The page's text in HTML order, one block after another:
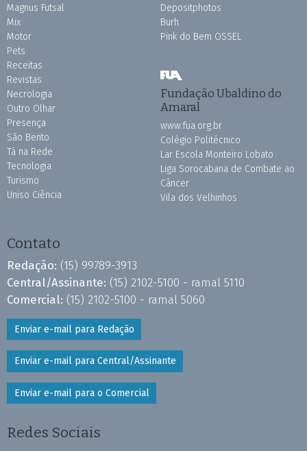
Magnus Futsal
Mix
Motor
Pets
Receitas
Revistas
Necrologia
Outro Olhar
Presença
São Bento
Tá na Rede
Tecnologia
Turismo
Uniso Ciência
Depositphotos
Burh
Pink do Bem OSSEL
Fundação Ubaldino do
Amaral
www.fua.org.br
Colégio Politécnico
Lar Escola Monteiro Lobato
Liga Sorocabana de Combate ao
Câncer
Vila dos Velhinhos
Contato
Redação: (15) 99789-3913
Central/Assinante: (15) 2102-5100 - ramal 5110
Comercial: (15) 2102-5100 - ramal 5060
Enviar e-mail para Redação
Enviar e-mail para Central/Assinante
Enviar e-mail para o Comercial
Redes Sociais